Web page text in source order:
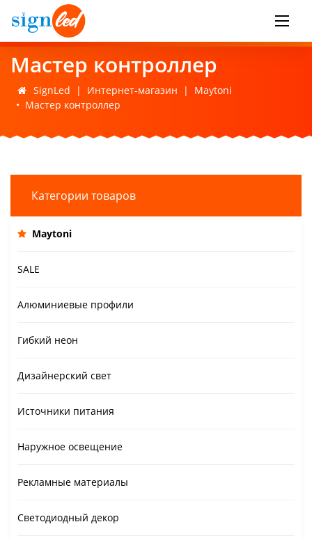
Мастер контроллер
SignLed | Интернет-магазин |
Maytoni
• Мастер контроллер
Категории товаров
Maytoni
SALE
Алюминиевые профили
Гибкий неон
Дизайнерский свет
Источники питания
Наружное освещение
Рекламные материалы
Светодиодный декор